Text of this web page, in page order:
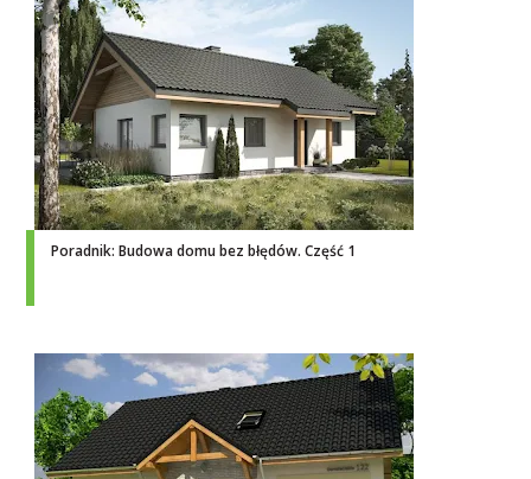
Poradnik: Budowa domu bez błędów. Część 1